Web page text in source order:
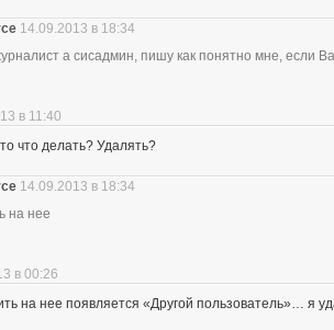
14.09.2013 в 18:34
а сисадмин, пишу как понятно мне, если
в 11:40
что делать? Удалять?
14.09.2013 в 18:34
на нее
в 00:26
на нее появляется «Другой пользователь»… я